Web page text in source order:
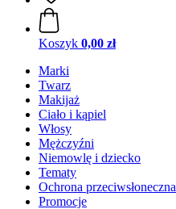
Koszyk 0,00 zł
Marki
Twarz
Makijaż
Ciało i kąpiel
Włosy
Mężczyźni
Niemowlę i dziecko
Tematy
Ochrona przeciwsłoneczna
Promocje